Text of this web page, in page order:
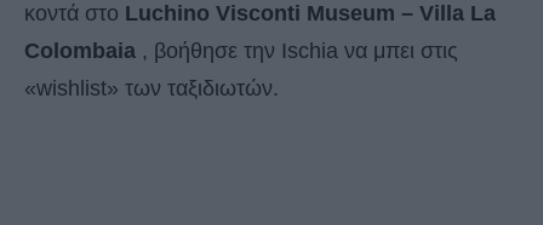
κοντά στο Luchino Visconti Museum – Villa La
Colombaia , βοήθησε την Ischia να μπει στις
«wishlist» των ταξιδιωτών.